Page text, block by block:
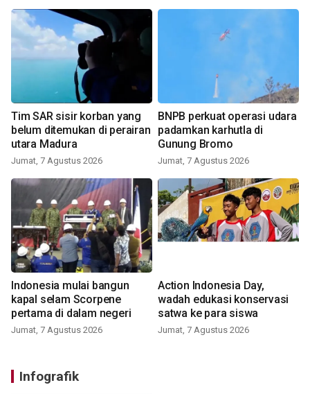
Tim SAR sisir korban yang
belum ditemukan di perairan
utara Madura
Jumat, 7 Agustus 2026
BNPB perkuat operasi udara
padamkan karhutla di
Gunung Bromo
Jumat, 7 Agustus 2026
Indonesia mulai bangun
kapal selam Scorpene
pertama di dalam negeri
Jumat, 7 Agustus 2026
Action Indonesia Day,
wadah edukasi konservasi
satwa ke para siswa
Jumat, 7 Agustus 2026
Infografik